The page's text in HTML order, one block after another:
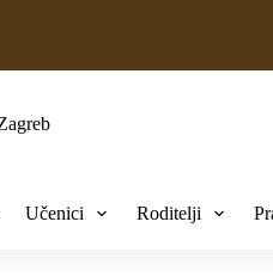
Učenici Roditelji